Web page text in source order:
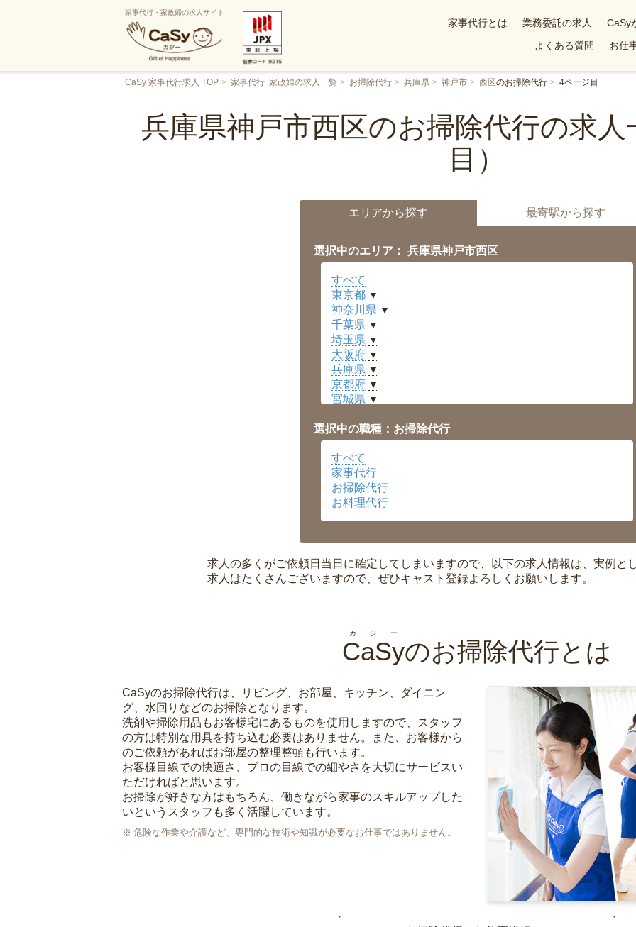
家事代行・家政婦の求人サイト
家事代行とは 業務委託の求人
CaSy
よくある質問
お仕
CaSy 家事代行求人 TOP 家事代行･家政婦の求人一覧 お掃除代行 兵庫県 神戸市 西区のお掃除代行 4ページ目
兵庫県神戸市西区のお掃除代行の求
目）
エリアから探す 最寄駅から探す
選択中のエリア： 兵庫県神戸市西区
すべて
東京都 ▼
神奈川県 ▼
千葉県 ▼
埼玉県 ▼
大阪府 ▼
兵庫県 ▼
京都府 ▼
宮城県 ▼
福井県 ▼
岡山県 ▼
広島県
沖縄県 ▼
選択中の職種：お掃除代行
すべて
家事代行
お掃除代行
お料理代行
求人の多くがご依頼日当日に確定してしまいますので、以下の求人情報は、実例と
求人はたくさんございますので、ぜひキャスト登録よろしくお願いします。
CaSy
カジー
のお掃除代行とは
CaSyのお掃除代行は、リビング、お部屋、キッチン、ダイニン
グ、水回りなどのお掃除となります。
洗剤や掃除用品もお客様宅にあるものを使用しますので、スタッフ
の方は特別な用具を持ち込む必要はありません。また、お客様から
のご依頼があればお部屋の整理整頓も行います。
お客様目線での快適さ、プロの目線での細やさを大切にサービスい
ただければと思います。
お掃除が好きな方はもちろん、働きながら家事のスキルアップした
いというスタッフも多く活躍しています。
危険な作業や介護など、専門的な技術や知識が必要なお仕事ではありません。